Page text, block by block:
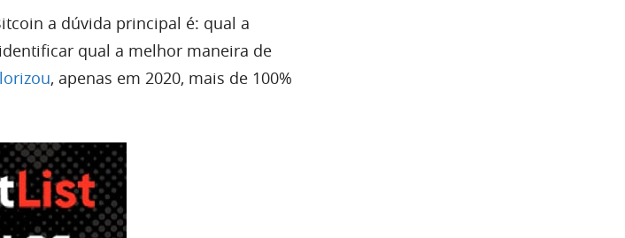
a dúvida principal é: qual a
qual a melhor maneira de
, apenas em 2020, mais de 100%